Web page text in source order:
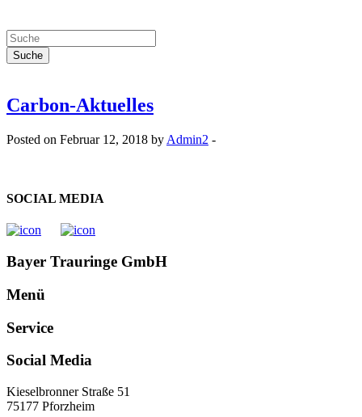
Carbon-Aktuelles
Posted on Februar 12, 2018 by Admin2 -
SOCIAL MEDIA
Bayer Trauringe GmbH
Menü
Service
Social Media
Kieselbronner Straße 51
75177 Pforzheim